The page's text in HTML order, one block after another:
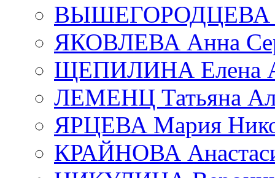
ВЫШЕГОРОДЦЕВА
ЯКОВЛЕВА Анна
ЩЕПИЛИНА Елена
ЛЕМЕНЦ Татьяна
ЯРЦЕВА Мария
КРАЙНОВА